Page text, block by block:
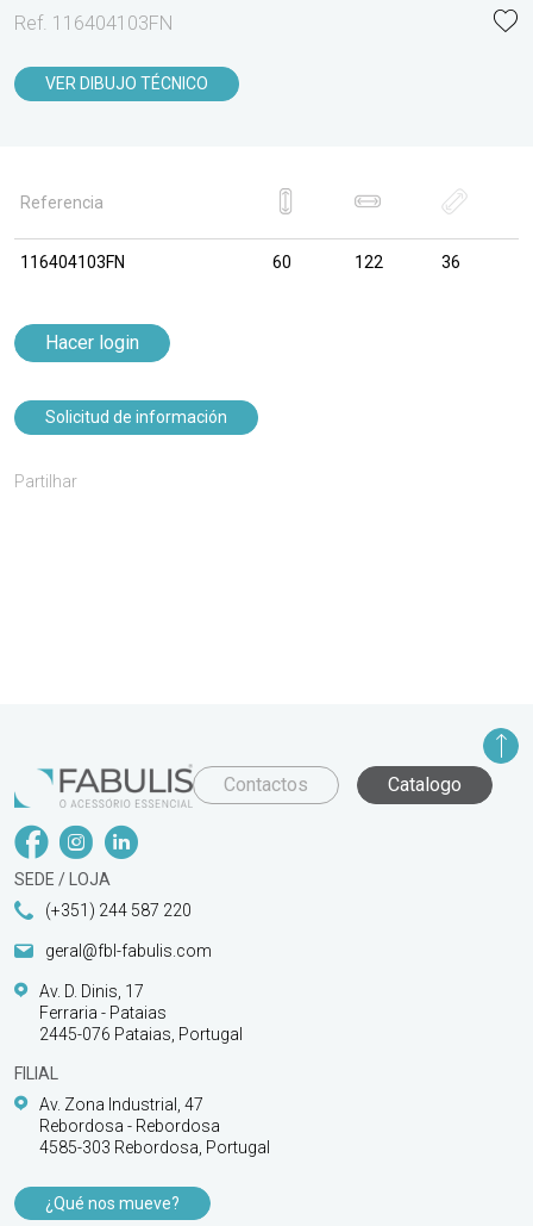
Ref. 116404103FN
VER DIBUJO TÉCNICO
Referencia
116404103FN 60 122 36
Hacer login
Solicitud de información
Partilhar
Contactos Catalogo
SEDE / LOJA
(+351) 244 587 220
geral@fbl-fabulis.com
Av. D. Dinis, 17
Ferraria - Pataias
2445-076 Pataias, Portugal
FILIAL
Av. Zona Industrial, 47
Rebordosa - Rebordosa
4585-303 Rebordosa, Portugal
¿Qué nos mueve?